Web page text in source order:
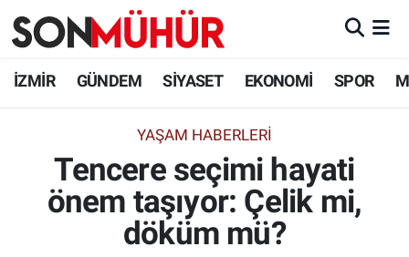
İZMİR GÜNDEM SİYASET EKONOMİ SPOR
YAŞAM HABERLERI
Tencere seçimi hayati
önem taşıyor: Çelik mi,
döküm mü?
İzmir Nöbetçi Eczaneler
İzmir Namaz Vakitleri
İzmir Trafik Yoğunluk Haritası